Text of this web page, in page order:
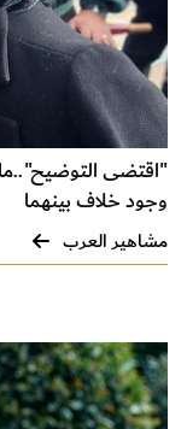
"اقتضى
وجود خلاف بينهما
مشاهير العرب